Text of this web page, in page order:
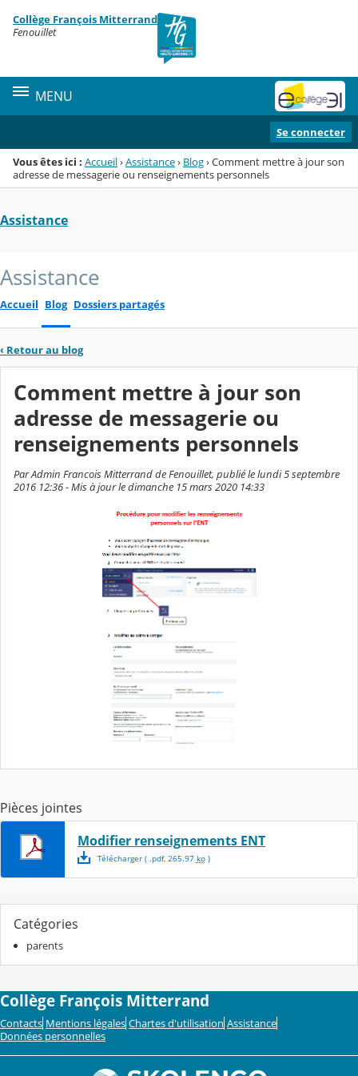
Menu de la rubrique
Contenu
Collège François Mitterrand
Fenouillet
MENU
Se connecter
Vous êtes ici : Accueil›Assistance› Blog›Comment mettre à jour son
adresse de messagerie ou renseignements personnels
Assistance
Assistance
Accueil Blog Dossiers partagés
‹ Retour au blog
Comment mettre à jour son
adresse de messagerie ou
renseignements personnels
Par Admin Francois Mitterrand de Fenouillet, publié le lundi 5 septembre
2016 12:36 - Mis à jour le dimanche 15 mars 2020 14:33
Pièces jointes
Modifier renseignements ENT
Télécharger( .pdf, 265.97 ko)
Catégories
parents
Collège François Mitterrand
Contacts Mentions légales Chartes d'utilisation Assistance
Données personnelles